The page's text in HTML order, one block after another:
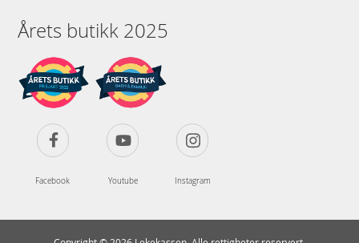
Årets butikk 2025
Facebook Youtube Instagram